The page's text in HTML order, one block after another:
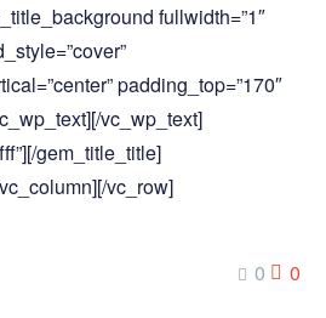
fullwidth=”1″
padding_top=”170″
vc_wp_text]
gem_title_title]
vc_row]
0 0